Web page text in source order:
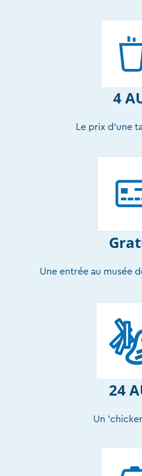
4
Le prix d’une
Une entrée au musée
24
Un